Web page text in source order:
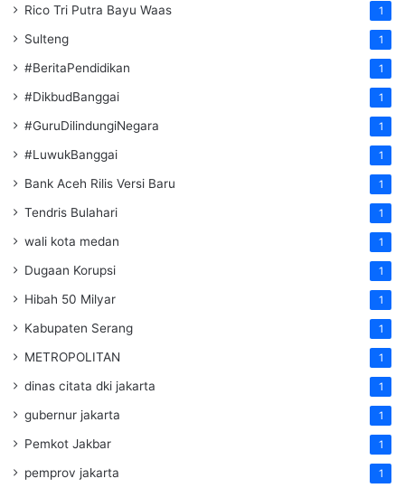
Rico Tri Putra Bayu Waas 1
Sulteng 1
#BeritaPendidikan 1
#DikbudBanggai 1
#GuruDilindungiNegara 1
#LuwukBanggai 1
Bank Aceh Rilis Versi Baru 1
Tendris Bulahari 1
wali kota medan 1
Dugaan Korupsi 1
Hibah 50 Milyar 1
Kabupaten Serang 1
METROPOLITAN 1
dinas citata dki jakarta 1
gubernur jakarta 1
Pemkot Jakbar 1
pemprov jakarta 1